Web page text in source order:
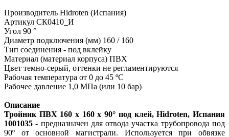
Производитель Hidroten (Испания)
Артикул СК0410_И
Угол 90 °
Диаметр подключения (мм) 160 / 160
Тип соединения - под вклейку
Материал (материал корпуса) ПВХ
Цвет темно-серый, оттенки не регламентируются
Рабочая температура от 0 до 45 ºC
Рабочее давление 1,0 МПа (или 10 бар)
Описание
Тройник ПВХ 160 х 160 х 90° под клей, Hidroten, Испания
1001035 - предназначен для отвода участка трубопровода под
90º от основной магистрали. Используется при обвязке